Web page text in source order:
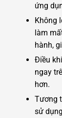
ứng
Không
làm
hành,
Điều
ngay
hơn.
Tương
sử